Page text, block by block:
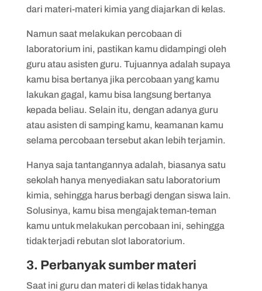
dari materi-materi kimia yang diajarkan di kelas.
Namun saat melakukan percobaan di
laboratorium ini, pastikan kamu didampingi oleh
guru atau asisten guru. Tujuannya adalah supaya
kamu bisa bertanya jika percobaan yang kamu
lakukan gagal, kamu bisa langsung bertanya
kepada beliau. Selain itu, dengan adanya guru
atau asisten di samping kamu, keamanan kamu
selama percobaan tersebut akan lebih terjamin.
Hanya saja tantangannya adalah, biasanya satu
sekolah hanya menyediakan satu laboratorium
kimia, sehingga harus berbagi dengan siswa lain.
Solusinya, kamu bisa mengajak teman-teman
kamu untuk melakukan percobaan ini, sehingga
tidak terjadi rebutan slot laboratorium.
3. Perbanyak sumber materi
Saat ini guru dan materi di kelas tidak hanya